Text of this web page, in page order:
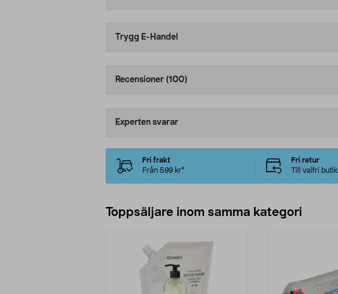
Trygg E-Handel
Recensioner (100)
Experten svarar
Fri frakt
Från 599 kr*
Fri retur
Till valfri butik
Toppsäljare inom samma kategori